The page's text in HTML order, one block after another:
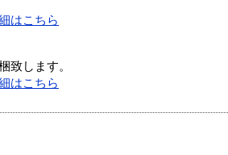
はこちら
致します。
はこちら